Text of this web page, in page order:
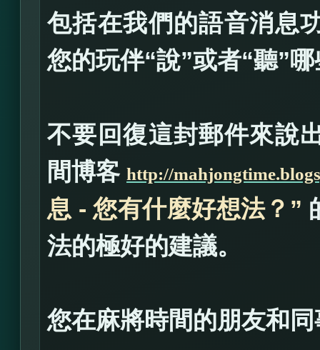
包括在我們的語音消息
您的玩伴“說”或者“聽”
不要回復這封郵件來說
間博客 http://
息 - 您有什麼好想法？”
法的極好的建議。
您在麻將時間的朋友和